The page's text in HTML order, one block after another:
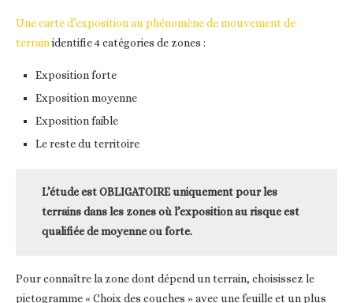
Une carte d’exposition au phénomène de mouvement de
terrainidentifie 4 catégories de zones :
Exposition forte
Exposition moyenne
Exposition faible
Le reste du territoire
L’étude est OBLIGATOIRE uniquement pour les
terrains dans les zones où l’exposition au risque est
qualifiée de moyenne ou forte.
Pour connaître la zone dont dépend un terrain, choisissez le
pictogramme « Choix des couches » avec une feuille et un plus